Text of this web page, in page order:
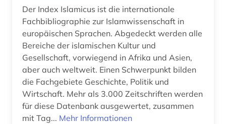
Der Index Islamicus ist die internationale
Fachbibliographie zur Islamwissenschaft in
europäischen Sprachen. Abgedeckt werden alle
Bereiche der islamischen Kultur und
Gesellschaft, vorwiegend in Afrika und Asien,
aber auch weltweit. Einen Schwerpunkt bilden
die Fachgebiete Geschichte, Politik und
Wirtschaft. Mehr als 3.000 Zeitschriften werden
für diese Datenbank ausgewertet, zusammen
mit Tag... Mehr Informationen